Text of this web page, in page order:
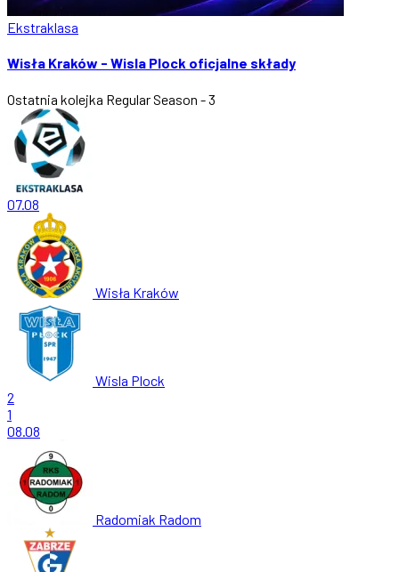
Ekstraklasa
Wisła Kraków - Wisla Plock oficjalne składy
Ostatnia kolejka Regular Season - 3
07.08
Wisła Kraków
Wisla Plock
2
1
08.08
Radomiak Radom